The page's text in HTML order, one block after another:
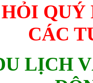
CÁC
LỊCH